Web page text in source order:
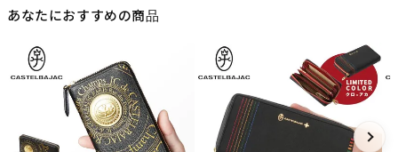
あなたにおすすめの商品